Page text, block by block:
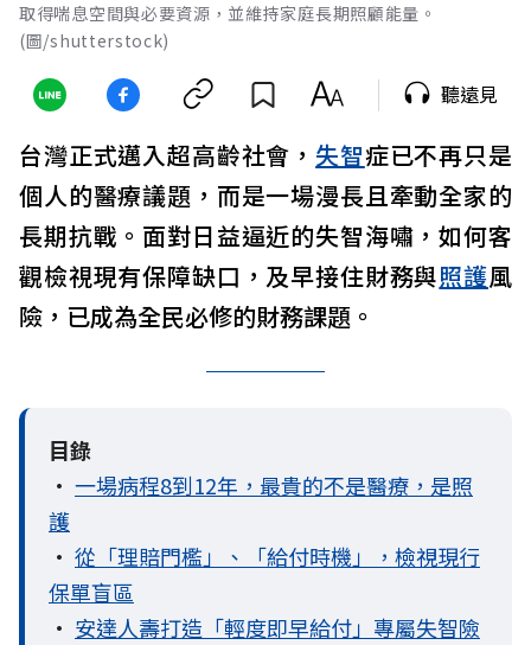
取得喘息空間與必要資源，並維持家庭長期照顧能量。
(圖/shutterstock)
聽遠見
台灣正式邁入超高齡社會， 失智症已不再只是
個人的醫療議題，而是一場漫長且牽動全家的
長期抗戰。面對日益逼近的失智海嘯，如何客
觀檢視現有保障缺口，及早接住財務與照護風
險，已成為全民必修的財務課題。
目錄
• 一場病程8到12年，最貴的不是醫療，是照
護
• 從「理賠門檻」、「給付時機」，檢視現行
保單盲區
• 安達人壽打造「輕度即早給付」專屬失智險